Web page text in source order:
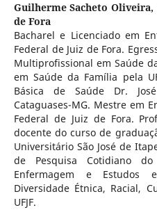
Guilherme Sacheto Oliveira,
de Fora
Bacharel e Licenciado em
Federal de Juiz de Fora.
Multiprofissional em Saúde
em Saúde da Família pela
Básica de Saúde Dr.
Cataguases-MG. Mestre em
Federal de Juiz de Fora.
docente do curso de
Universitário São José de
de Pesquisa Cotidiano
Enfermagem e Estudos
Diversidade Étnica, Racial,
UFJF.